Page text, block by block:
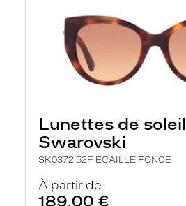
Lunettes de soleil
Swarovski
SK0372 52F ECAILLE FONCE
À partir de
189,00 €